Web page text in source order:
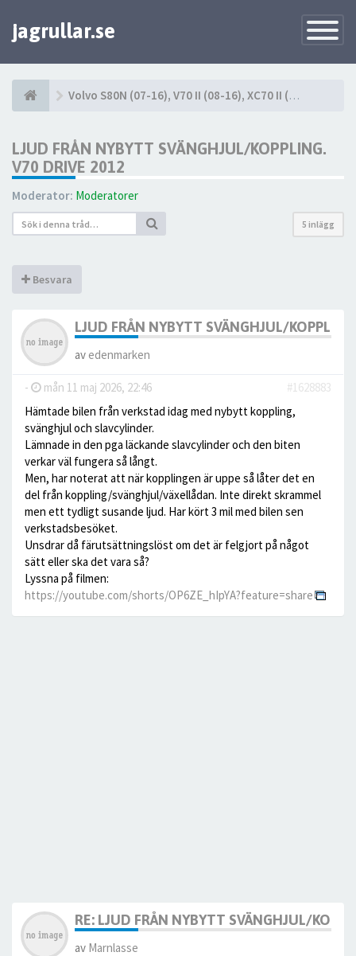
Toggle
jagrullar.se
Volvo S80N (07-16), V70 II (08-16), XC70 II (08-16)
LJUD FRÅN NYBYTT SVÄNGHJUL/KOPPLING.
V70 DRIVE 2012
Moderator: Moderatorer
5 inlägg
Besvara
LJUD FRÅN NYBYTT SVÄNGHJUL/
av edenmarken
- mån 11 maj 2026, 22:46
#1628883
Hämtade bilen från verkstad idag med nybytt koppling,
svänghjul och slavcylinder.
Lämnade in den pga läckande slavcylinder och den biten
verkar väl fungera så långt.
Men, har noterat att när kopplingen är uppe så låter det en
del från koppling/svänghjul/växellådan. Inte direkt skrammel
men ett tydligt susande ljud. Har kört 3 mil med bilen sen
verkstadsbesöket.
Unsdrar då färutsättningslöst om det är felgjort på något
sätt eller ska det vara så?
Lyssna på filmen:
https://youtube.com/shorts/OP6ZE_hIpYA?feature=share
RE: LJUD FRÅN NYBYTT SVÄNGHJUL/
av Marnlasse